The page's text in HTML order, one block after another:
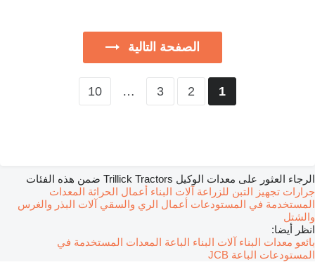
الصفحة التالية
1
2
3
…
10
الرجاء العثور على معدات الوكيل Trillick Tractors ضمن هذه الفئات
جرارات تجهيز التبن للزراعة آلات البناء أعمال الحراثة المعدات
المستخدمة في المستودعات أعمال الري والسقي آلات البذر والغرس
والشتل
انظر أيضا:
بائعو معدات البناء آلات البناء الباعة المعدات المستخدمة في
المستودعات الباعة JCB